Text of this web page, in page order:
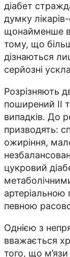
діабет
думку
щонайменше
тому, що
дізнаються
серйозні
Розрізняють
поширений ІІ
випадків. До
призводять:
ожиріння,
цукровий
артеріальною
певною
Однією з
вважається
того, що